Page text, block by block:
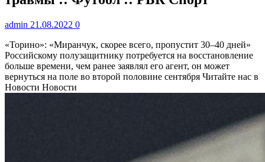
admin 21.08.2022 0
«Торино»: «Миранчук, скорее всего, пропустит 30–40 дней»
Российскому полузащитнику потребуется на восстановление
больше времени, чем ранее заявлял его агент, он может
вернуться на поле во второй половине сентября Читайте нас в
Новости Новости